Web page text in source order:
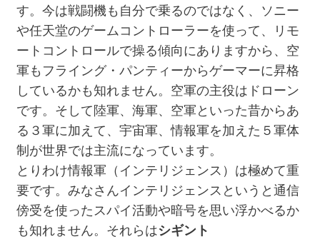
す。今は戦闘機も自分で乗るのではなく、ソニー
や任天堂のゲームコントローラーを使って、リモ
ートコントロールで操る傾向にありますから、空
軍もフライング・パンティーからゲーマーに昇格
しているかも知れません。空軍の主役はドローン
です。そして陸軍、海軍、空軍といった昔からあ
る３軍に加えて、宇宙軍、情報軍を加えた５軍体
制が世界では主流になっています。
とりわけ情報軍（インテリジェンス）は極めて重
要です。みなさんインテリジェンスというと通信
傍受を使ったスパイ活動や暗号を思い浮かべるか
も知れません。それらはシギント